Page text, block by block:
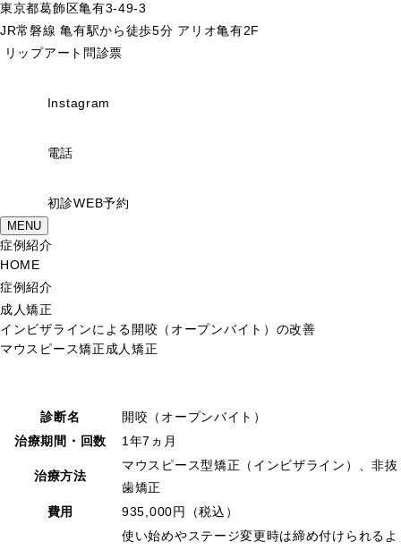
東京都葛飾区亀有3-49-3
JR常磐線 亀有駅から徒歩5分 アリオ亀有2F
リップアート問診票
Instagram
電話
初診WEB予約
MENU
症例紹介
HOME
症例紹介
成人矯正
インビザラインによる開咬（オープンバイト）の改善
マウスピース矯正成人矯正
診断名
開咬（オープンバイト）
治療期間・回数
1年7ヵ月
治療方法
マウスピース型矯正（インビザライン）、非抜
歯矯正
費用
935,000円（税込）
使い始めやステージ変更時は締め付けられるよ